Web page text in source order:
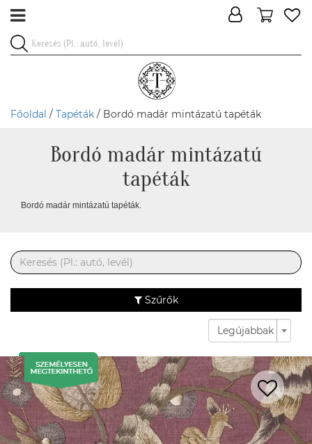
Főoldal / Tapéták / Bordó madár mintázatú tapéták
Bordó madár mintázatú
tapéták
Bordó madár mintázatú tapéták.
Szűrők
Legújabbak